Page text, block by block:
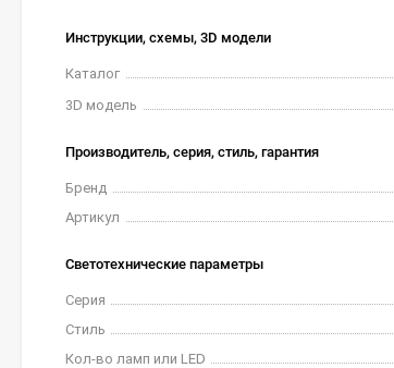
Инструкции, схемы, 3D модели
Каталог
3D модель
Производитель, серия, стиль, гарантия
Бренд
Артикул
Светотехнические параметры
Серия
Стиль
Кол-во ламп или LED